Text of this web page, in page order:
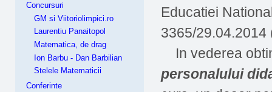
Educatiei
3365/
In vederea
personalului
Concursuri
GM si Viitoriolimpici.ro
Laurentiu Panaitopol
Matematica, de drag
Ion Barbu - Dan Barbilian
Stelele Matematicii
Conferinte